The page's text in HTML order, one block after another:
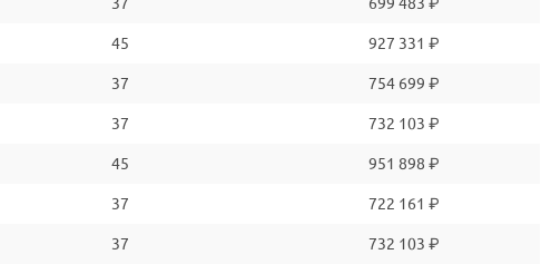
45 927 331 ₽
37 754 699 ₽
37 732 103 ₽
45 951 898 ₽
37 722 161 ₽
37 732 103 ₽